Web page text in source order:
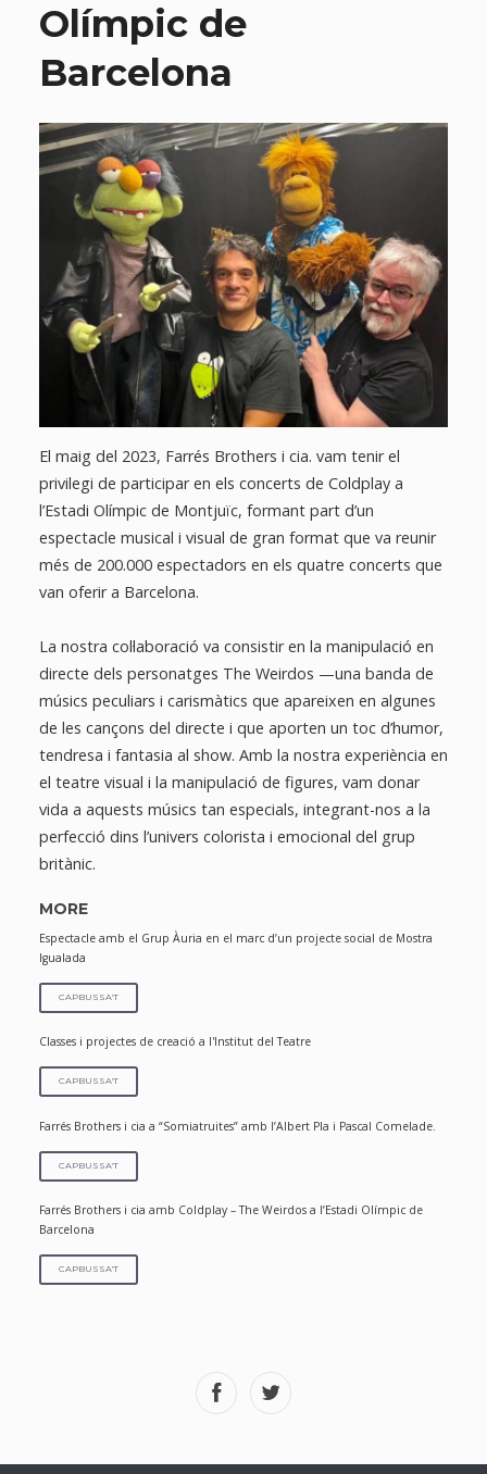
Olímpic de
Barcelona
El maig del 2023, Farrés Brothers i cia. vam tenir el
privilegi de participar en els concerts de Coldplay a
l’Estadi Olímpic de Montjuïc, formant part d’un
espectacle musical i visual de gran format que va reunir
més de 200.000 espectadors en els quatre concerts que
van oferir a Barcelona.
La nostra col·laboració va consistir en la manipulació en
directe dels personatges The Weirdos —una banda de
músics peculiars i carismàtics que apareixen en algunes
de les cançons del directe i que aporten un toc d’humor,
tendresa i fantasia al show. Amb la nostra experiència en
el teatre visual i la manipulació de figures, vam donar
vida a aquests músics tan especials, integrant-nos a la
perfecció dins l’univers colorista i emocional del grup
britànic.
MORE
Espectacle amb el Grup Àuria en el marc d’un projecte social de Mostra
Igualada
CAPBUSSA'T
Classes i projectes de creació a l'Institut del Teatre
CAPBUSSA'T
Farrés Brothers i cia a “Somiatruites” amb l’Albert Pla i Pascal Comelade.
CAPBUSSA'T
Farrés Brothers i cia amb Coldplay – The Weirdos a l’Estadi Olímpic de
Barcelona
CAPBUSSA'T